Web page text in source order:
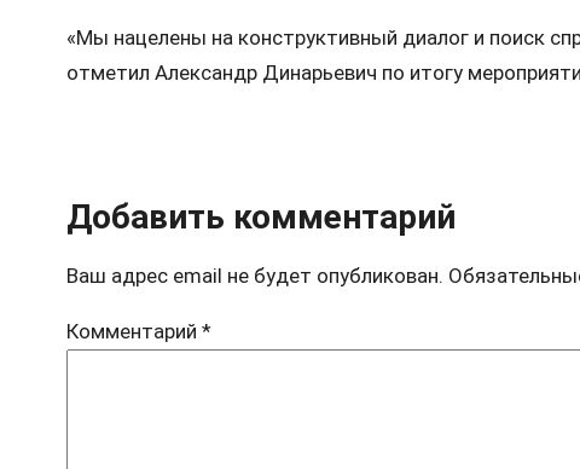
«Мы нацелены на конструктивный диалог и поиск
отметил Александр Динарьевич по итогу
Добавить комментарий
Ваш адрес email не будет опубликован.
Комментарий*